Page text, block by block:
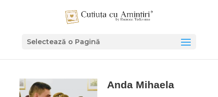
Selectează o Pagină
Anda Mihaela